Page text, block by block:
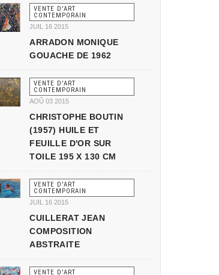
VENTE D'ART
CONTEMPORAIN
JUIL 16 2015
ARRADON MONIQUE
GOUACHE DE 1962
VENTE D'ART
CONTEMPORAIN
AOÛ 03 2015
CHRISTOPHE BOUTIN
(1957) HUILE ET
FEUILLE D'OR SUR
TOILE 195 X 130 CM
VENTE D'ART
CONTEMPORAIN
JUIL 16 2015
CUILLERAT JEAN
COMPOSITION
ABSTRAITE
VENTE D'ART